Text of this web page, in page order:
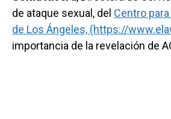
de ataque sexual, del Centro
de Los Ángeles, (https://
importancia de la revelación de